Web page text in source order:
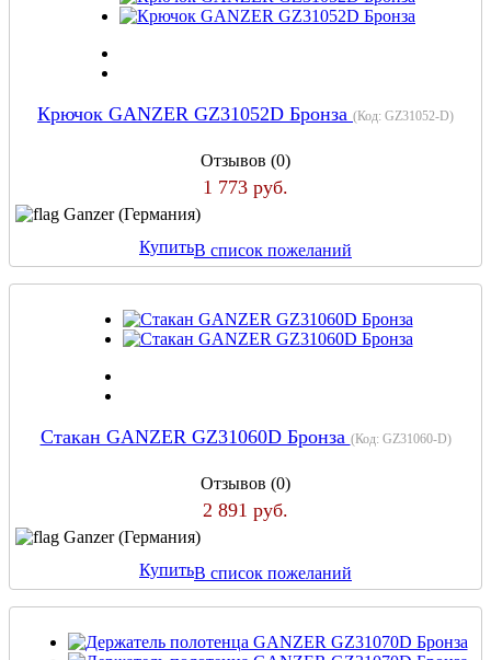
Крючок GANZER GZ31052D Бронза (Код: GZ31052-D)
Отзывов (0)
1 773 руб.
Ganzer (Германия)
КупитьВ список пожеланий
Стакан GANZER GZ31060D Бронза (Код: GZ31060-D)
Отзывов (0)
2 891 руб.
Ganzer (Германия)
КупитьВ список пожеланий